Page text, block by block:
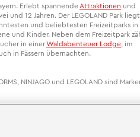
Erlebt spannende Attraktionen und
und 12 Jahren. Der LEGOLAND Park liegt
und beliebtesten Freizeitparks in
und Kinder. Neben dem Freizeitpark
in einerWaldabenteuer Lodge , im
in Fässern übernachten.
NINJAGO und LEGOLAND sind